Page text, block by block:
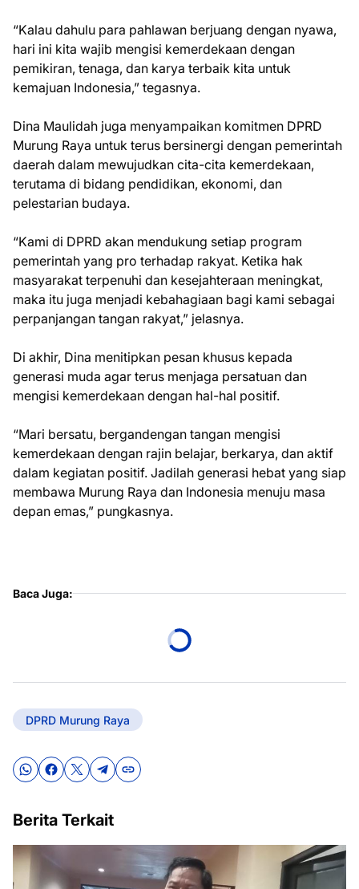
“Kalau dahulu para pahlawan berjuang dengan nyawa,
hari ini kita wajib mengisi kemerdekaan dengan
pemikiran, tenaga, dan karya terbaik kita untuk
kemajuan Indonesia,” tegasnya.
Dina Maulidah juga menyampaikan komitmen DPRD
Murung Raya untuk terus bersinergi dengan pemerintah
daerah dalam mewujudkan cita-cita kemerdekaan,
terutama di bidang pendidikan, ekonomi, dan
pelestarian budaya.
“Kami di DPRD akan mendukung setiap program
pemerintah yang pro terhadap rakyat. Ketika hak
masyarakat terpenuhi dan kesejahteraan meningkat,
maka itu juga menjadi kebahagiaan bagi kami sebagai
perpanjangan tangan rakyat,” jelasnya.
Di akhir, Dina menitipkan pesan khusus kepada
generasi muda agar terus menjaga persatuan dan
mengisi kemerdekaan dengan hal-hal positif.
“Mari bersatu, bergandengan tangan mengisi
kemerdekaan dengan rajin belajar, berkarya, dan aktif
dalam kegiatan positif. Jadilah generasi hebat yang siap
membawa Murung Raya dan Indonesia menuju masa
depan emas,” pungkasnya.
Baca Juga:
DPRD Murung Raya
Berita Terkait